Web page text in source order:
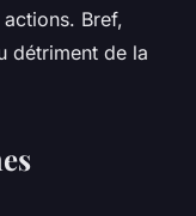
Bref,
détriment de la